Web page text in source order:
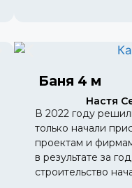
Баня 4 м
Настя
В 2022 году
только начали
проектам и
в результате за
строительство